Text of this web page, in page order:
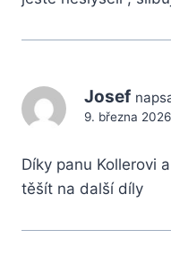
Josef
9. března
Díky panu Kollerovi
těšít na další díly